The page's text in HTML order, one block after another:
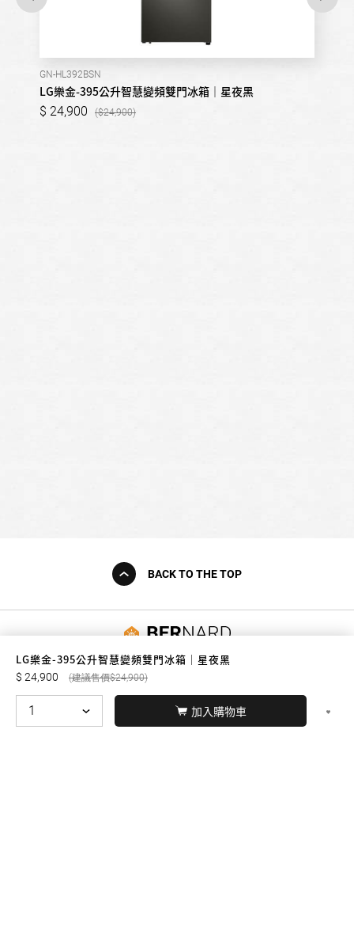
LG樂金-395公升智慧變頻雙門冰箱｜星夜黑
24,900 24,900
加入購物車
GN-HL392BSN
LG樂金-395公升智慧變頻雙門冰箱｜星夜黑
24,900 24,900
BACK TO THE TOP
友誠購物
© BERNARD 2021 WEBDESIGN